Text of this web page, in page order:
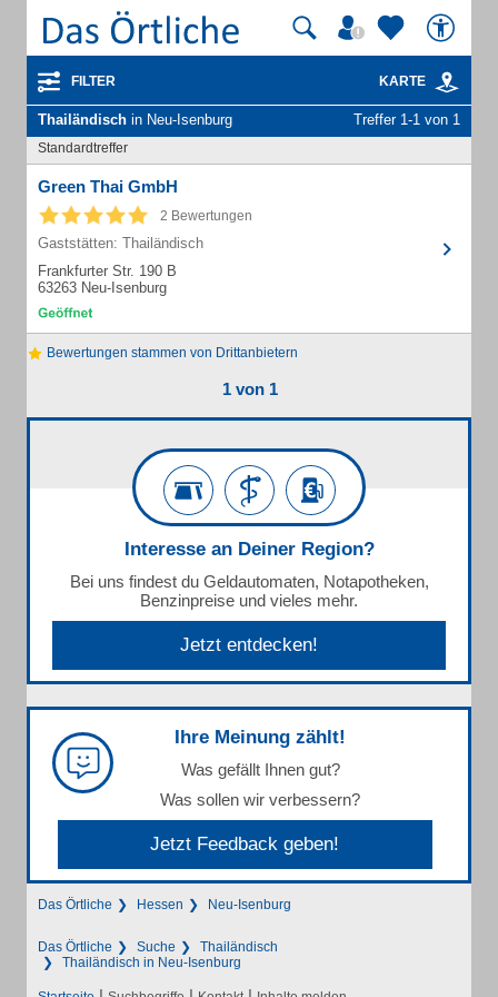
FILTER KARTE
Thailändisch in Neu-Isenburg Treffer 1-1 von 1
Standardtreffer
Green Thai GmbH
2 Bewertungen
Gaststätten: Thailändisch
Frankfurter Str. 190 B
63263 Neu-Isenburg
Bewertungen stammen von Drittanbietern
1 von 1
Interesse an Deiner Region?
Bei uns findest du Geldautomaten, Notapotheken,
Benzinpreise und vieles mehr.
Jetzt entdecken!
Ihre Meinung zählt!
Was gefällt Ihnen gut?
Was sollen wir verbessern?
Jetzt Feedback geben!
Das Örtliche Hessen Neu-Isenburg
Das Örtliche Suche
Thailändisch
Thailändisch in Neu-Isenburg